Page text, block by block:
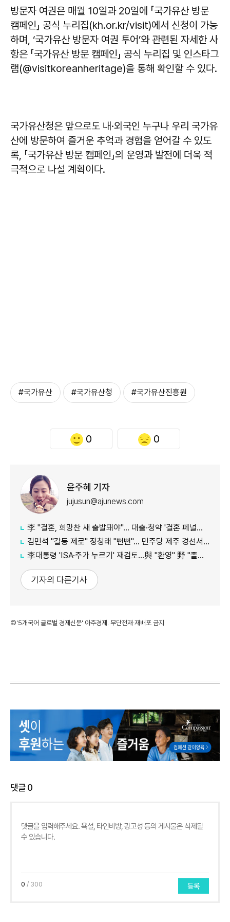
방문자 여권은 매월 10일과 20일에 「국가유산 방문
캠페인」 공식 누리집(kh.or.kr/visit)에서 신청이 가능
하며, ‘국가유산 방문자 여권 투어’와 관련된 자세한 사
항은 「국가유산 방문 캠페인」 공식 누리집 및 인스타그
램(@visitkoreanheritage)을 통해 확인할 수 있다.
국가유산청은 앞으로도 내·외국인 누구나 우리 국가유
산에 방문하여 즐거운 추억과 경험을 얻어갈 수 있도
록, 「국가유산 방문 캠페인」의 운영과 발전에 더욱 적
극적으로 나설 계획이다.
#국가유산 #국가유산청 #국가유산진흥원
0 0
윤주혜 기자
jujusun@ajunews.com
李 "결혼, 희망찬 새 출발돼야"… 대출·청약 '결혼 페널티' 손본다
김민석 "갈등 제로" 정청래 "뻔뻔"… 민주당 제주 경선서 격돌
李대통령 'ISA·주가 누르기' 재검토…與 "환영" 野 "졸속 국정"
기자의 다른기사
©'5개국어 글로벌 경제신문' 아주경제. 무단전재·재배포 금지
댓글0
0 / 300 등록